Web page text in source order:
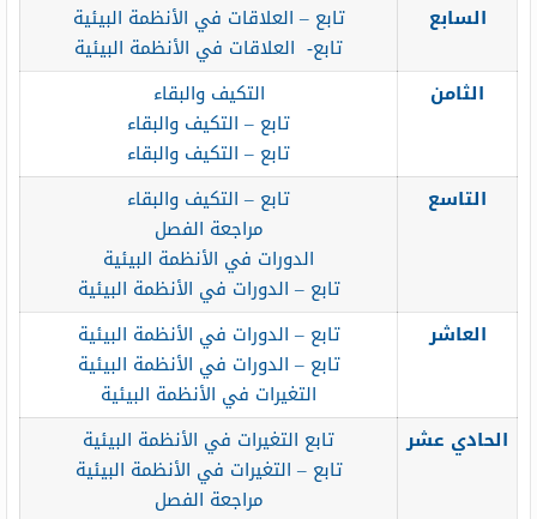
السابع
تابع – العلاقات في الأنظمة البيئية
تابع- العلاقات في الأنظمة البيئية
الثامن
التكيف والبقاء
تابع – التكيف والبقاء
تابع – التكيف والبقاء
التاسع
تابع – التكيف والبقاء
مراجعة الفصل
الدورات في الأنظمة البيئية
تابع – الدورات في الأنظمة البيئية
العاشر
تابع – الدورات في الأنظمة البيئية
تابع – الدورات في الأنظمة البيئية
التغيرات في الأنظمة البيئية
الحادي عشر
تابع التغيرات في الأنظمة البيئية
تابع – التغيرات في الأنظمة البيئية
مراجعة الفصل